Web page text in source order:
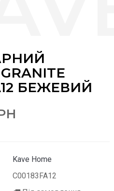
БЕЖЕВИЙ
Kave Home
C00183FA12